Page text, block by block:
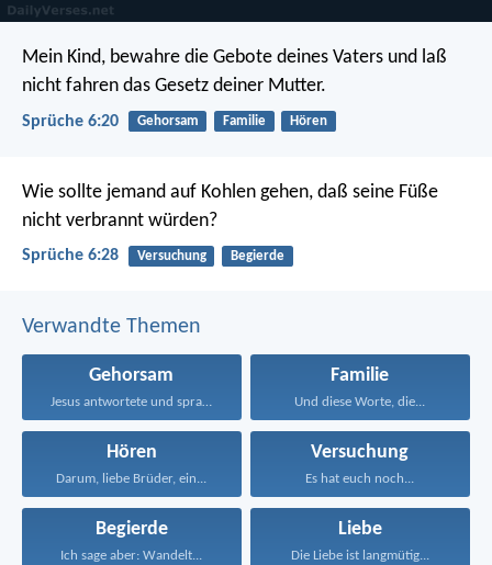
Mein Kind, bewahre die Gebote deines Vaters und laß
nicht fahren das Gesetz deiner Mutter.
Sprüche 6:20 Gehorsam Familie Hören
Wie sollte jemand auf Kohlen gehen, daß seine Füße
nicht verbrannt würden?
Sprüche 6:28 Versuchung Begierde
Verwandte Themen
Gehorsam
Jesus antwortete und sprach...
Familie
Und diese Worte, die...
Hören
Darum, liebe Brüder, ein...
Versuchung
Es hat euch noch...
Begierde
Ich sage aber: Wandelt...
Liebe
Die Liebe ist langmütig...